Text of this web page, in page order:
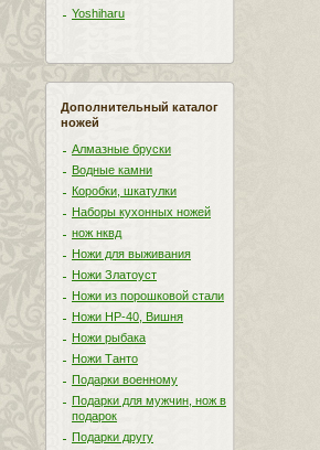
Yoshiharu
Дополнительный каталог
ножей
Алмазные бруски
Водные камни
Коробки, шкатулки
Наборы кухонных ножей
нож нквд
Ножи для выживания
Ножи Златоуст
Ножи из порошковой стали
Ножи НР-40, Вишня
Ножи рыбака
Ножи Танто
Подарки военному
Подарки для мужчин, нож в
подарок
Подарки другу